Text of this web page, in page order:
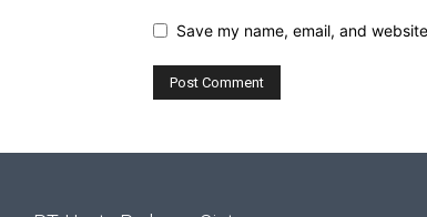
Save my name, email, and